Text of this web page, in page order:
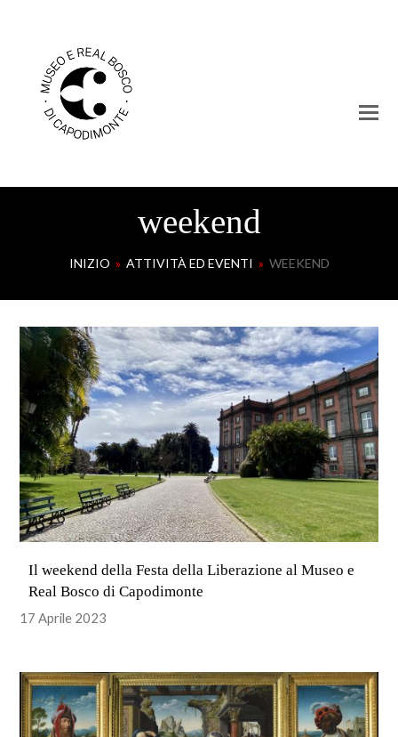
weekend
INIZIO » ATTIVITÀ ED EVENTI » WEEKEND
Il weekend della Festa della Liberazione al Museo e
Real Bosco di Capodimonte
17 Aprile 2023